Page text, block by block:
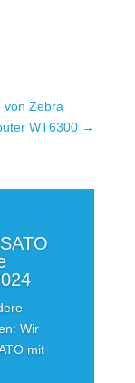
von Zebra
WT6300 →
Wir
mit